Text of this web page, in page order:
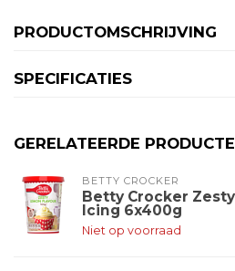
PRODUCTOMSCHRIJVING
SPECIFICATIES
GERELATEERDE
BETTY CROCKER
Betty Crocker
Icing 6x400g
Niet op voorraad